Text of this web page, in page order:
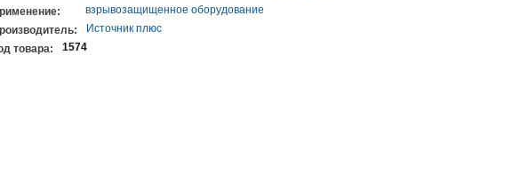
взрывозащищенное оборудование
Источник плюс
товара:
1574